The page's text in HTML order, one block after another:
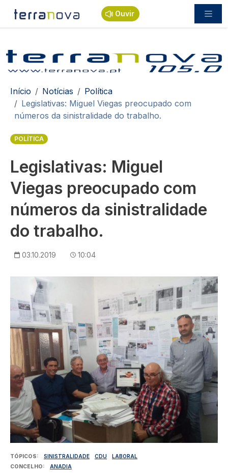
Passar para o conteúdo principal
Ouvir
Navegação estrutural
Início Notícias
Política
Legislativas: Miguel Viegas preocupado com
números da sinistralidade do trabalho.
POLÍTICA
Legislativas: Miguel
Viegas preocupado com
números da sinistralidade
do trabalho.
03.10.2019 10:04
Imagem
TÓPICOS SINISTRALIDADE CDU
LABORAL
CONCELHO
ANADIA